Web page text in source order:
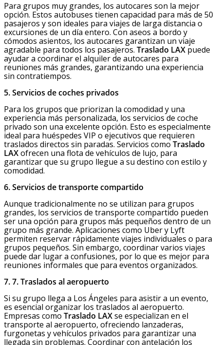
Para grupos muy grandes, los autocares son la mejor
opción. Estos autobuses tienen capacidad para más de 50
pasajeros y son ideales para viajes de larga distancia o
excursiones de un día entero. Con aseos a bordo y
cómodos asientos, los autocares garantizan un viaje
agradable para todos los pasajeros. Traslado LAX puede
ayudar a coordinar el alquiler de autocares para
reuniones más grandes, garantizando una experiencia
sin contratiempos.
5. Servicios de coches privados
Para los grupos que priorizan la comodidad y una
experiencia más personalizada, los servicios de coche
privado son una excelente opción. Esto es especialmente
ideal para huéspedes VIP o ejecutivos que requieren
traslados directos sin paradas. Servicios como Traslado
LAXofrecen una flota de vehículos de lujo, para
garantizar que su grupo llegue a su destino con estilo y
comodidad.
6. Servicios de transporte compartido
Aunque tradicionalmente no se utilizan para grupos
grandes, los servicios de transporte compartido pueden
ser una opción para grupos más pequeños dentro de un
grupo más grande. Aplicaciones como Uber y Lyft
permiten reservar rápidamente viajes individuales o para
grupos pequeños. Sin embargo, coordinar varios viajes
puede dar lugar a confusiones, por lo que es mejor para
reuniones informales que para eventos organizados.
7. 7. Traslados al aeropuerto
Si su grupo llega a Los Ángeles para asistir a un evento,
es esencial organizar los traslados al aeropuerto.
Empresas como Traslado LAXse especializan en el
transporte al aeropuerto, ofreciendo lanzaderas,
furgonetas y vehículos privados para garantizar una
llegada sin problemas. Coordinar con antelación los